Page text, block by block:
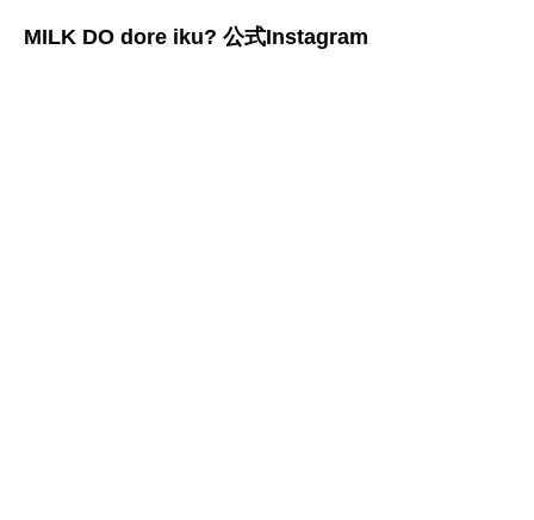
MILK DO dore iku? 公式Instagram